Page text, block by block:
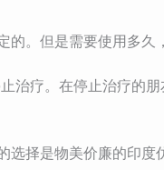
。但是需要使用多久
治疗。在停止治疗的
择是物美价廉的印度